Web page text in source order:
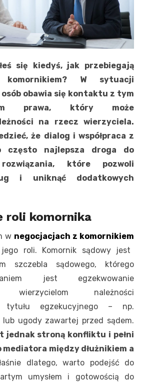
się kiedyś, jak przebiegają
W sytuacji
osób obawia się kontaktu z tym
prawa, który może
na rzecz wierzyciela.
że dialog i współpraca z
często najlepsza droga do
rozwiązania, które pozwoli
i uniknąć dodatkowych
roli komornika
w negocjacjach z komornikiem
roli. Komornik sądowy jest
szczebla sądowego, którego
jest egzekwowanie
wierzycielom należności
tytułu egzekucyjnego – np.
lub ugody zawartej przed sądem.
jednak stroną konfliktu i pełni
między dłużnikiem a
dlatego, warto podejść do
umysłem i gotowością do